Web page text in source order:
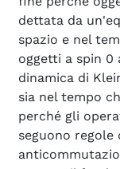
dettata da
spazio e nel
oggetti a spin 0
dinamica di
sia nel tempo
perché gli
seguono